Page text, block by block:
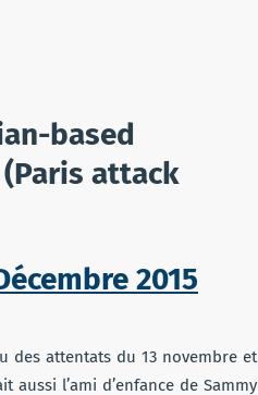
based
attack
2015
des attentats du 13 novembre et
l’ami d’enfance de Sammy